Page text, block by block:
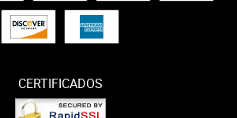
CERTIFICADOS